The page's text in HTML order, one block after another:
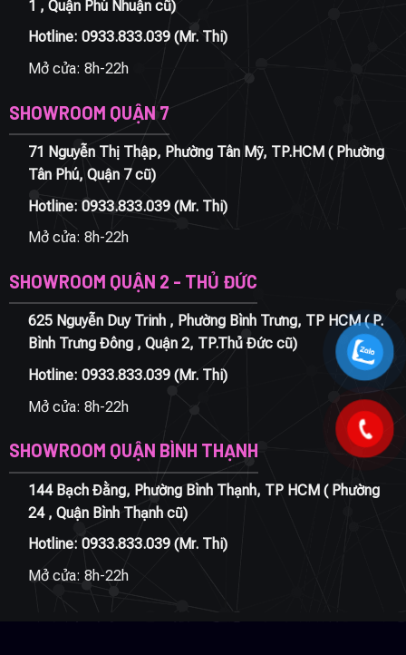
1 , Quận Phú Nhuận cũ)
Hotline: 0933.833.039(Mr. Thi)
Mở cửa: 8h-22h
SHOWROOM QUẬN 7
71 Nguyễn Thị Thập, Phường Tân Mỹ, TP.HCM ( Phường
Tân Phú, Quận 7 cũ)
Hotline: 0933.833.039(Mr. Thi)
Mở cửa: 8h-22h
SHOWROOM QUẬN 2 - THỦ ĐỨC
625 Nguyễn Duy Trinh , Phường Bình Trưng, TP HCM ( P.
Bình Trưng Đông , Quận 2, TP.Thủ Đức cũ)
Hotline: 0933.833.039(Mr. Thi)
Mở cửa: 8h-22h
SHOWROOM QUẬN BÌNH THẠNH
144 Bạch Đằng, Phường Bình Thạnh, TP HCM ( Phường
24 , Quận Bình Thạnh cũ)
Hotline: 0933.833.039(Mr. Thi)
Mở cửa: 8h-22h